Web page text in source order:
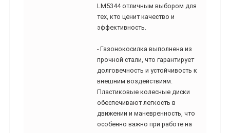
LM5344 отличным выбором для
тех, кто ценит качество и
эффективность.
- Газонокосилка выполнена из
прочной стали, что гарантирует
долговечность и устойчивость к
внешним воздействиям.
Пластиковые колесные диски
обеспечивают легкость в
движении и маневренность, что
особенно важно при работе на